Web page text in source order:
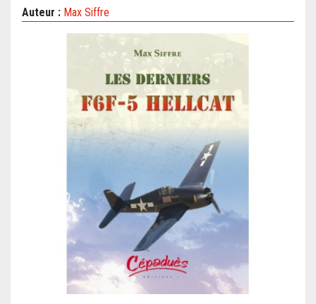
Auteur : Max Siffre